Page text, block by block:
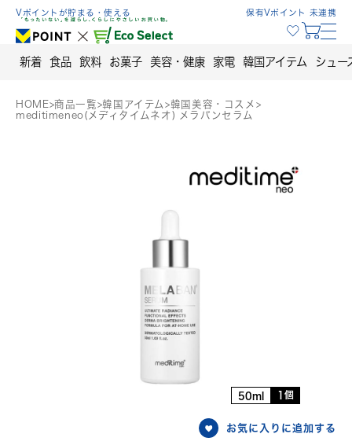
Skip
content
Vポイントが貯まる・使える 保有Vポイント 未連携
新着 食品 飲料 お菓子 美容・健康 家電 韓国アイテム シュー
HOME>商品一覧>韓国アイテム>韓国美容・コスメ >
meditimeneo(メディタイムネオ) メラバンセラム
50ml 1個
お気に入りに追加する